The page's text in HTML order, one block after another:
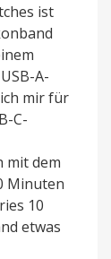
ist
A-
mir für
C-
mit dem
Minuten
10
etwas